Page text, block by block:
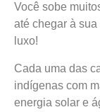
Você sobe
até chegar à
luxo!
Cada uma das
indígenas com
energia solar e